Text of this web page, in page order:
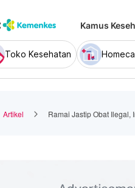
Kamus
Toko Kesehatan
Artikel Ramai Jastip Obat Ilegal,